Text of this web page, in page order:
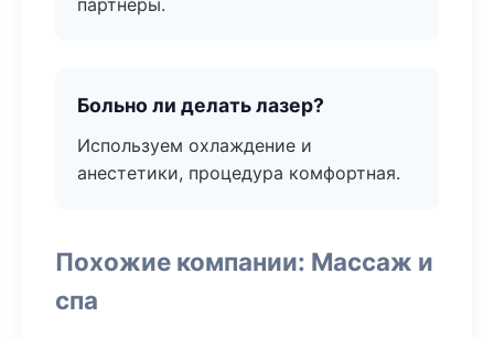
партнёры.
Больно ли делать лазер?
Используем охлаждение и
анестетики, процедура комфортная.
Похожие компании: Массаж и
спа